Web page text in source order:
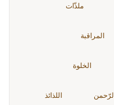
ملذّات
المراقبة
الخلوة
الرّحمن اللذائذ